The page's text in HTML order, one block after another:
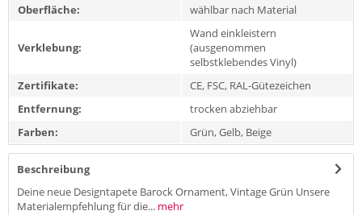
Oberfläche:
wählbar nach Material
Verklebung:
Wand einkleistern
(ausgenommen
selbstklebendes Vinyl)
Zertifikate:
CE, FSC, RAL-Gütezeichen
Entfernung:
trocken abziehbar
Farben:
Grün, Gelb, Beige
Beschreibung
Deine neue Designtapete Barock Ornament, Vintage Grün Unsere
Materialempfehlung für die... mehr